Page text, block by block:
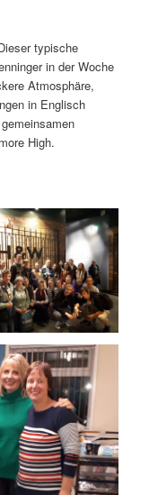
typische
in der Woche
Atmosphäre,
in Englisch
High.